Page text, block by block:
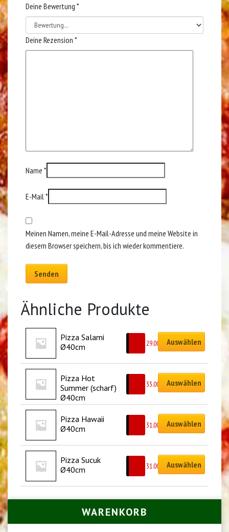
Deine Bewertung *
Deine Rezension *
Name *
E-Mail *
Meinen Namen, meine E-Mail-Adresse und meine Website in
diesem Browser speichern, bis ich wieder kommentiere.
Ähnliche Produkte
Pizza Salami
Ø40cm
29.00 Auswählen
Pizza Hot
Summer (scharf)
Ø40cm
33.00 Auswählen
Pizza Hawaii
Ø40cm
31.00 Auswählen
Pizza Sucuk
Ø40cm
31.00 Auswählen
WARENKORB